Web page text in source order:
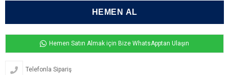
Hemen Satın Almak için Bize WhatsApptan Ulaşın
Telefonla Sipariş